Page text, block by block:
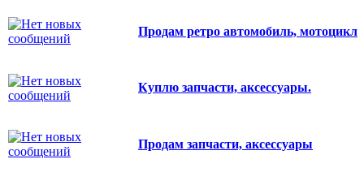
Продам ретро автомобиль, мотоцикл
Куплю запчасти, аксессуары.
Продам запчасти, аксессуары